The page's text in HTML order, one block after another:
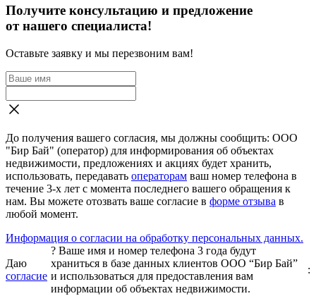
Получите консультацию и предложение
от нашего специалиста!
Оставьте заявку и мы перезвоним вам!
До получения вашего согласия, мы должны сообщить: ООО
"Бир Бай" (оператор) для информирования об объектах
недвижимости, предложениях и акциях будет хранить,
использовать, передавать операторам ваш номер телефона в
течение 3-х лет с момента последнего вашего обращения к
нам. Вы можете отозвать ваше согласие в форме отзыва в
любой момент.
Информация о согласии на обработку персональных данных.
Даю
согласие
? Ваше имя и номер телефона 3 года будут
храниться в базе данных клиентов ООО “Бир Бай”
и использоваться для предоставления вам
информации об объектах недвижимости.
: